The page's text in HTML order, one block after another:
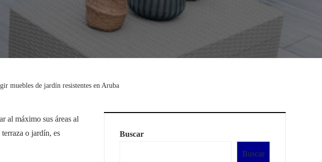
muebles de jardín resistentes en Aruba
al máximo sus áreas al
o jardín, es
Buscar
Buscar